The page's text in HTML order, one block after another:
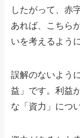
したがって、赤
あれば、こちら
いを考えるよう
誤解のないよう
益」です。利益
な「資力」につ